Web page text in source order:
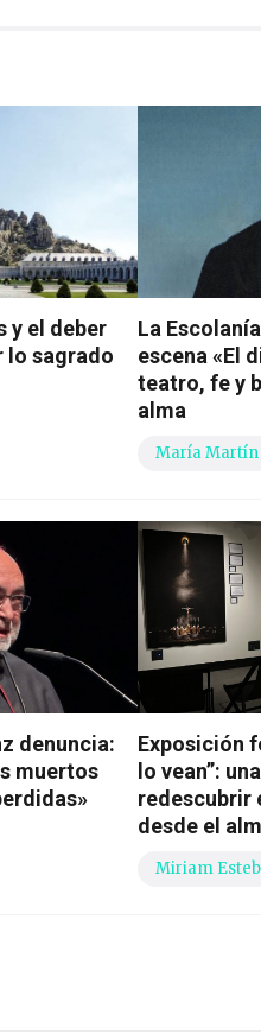
y el deber
lo sagrado
La
escena «El
teatro, fe y
alma
María Martín
denuncia:
muertos
Exposición
lo vean”:
redescubrir
desde el
Miriam